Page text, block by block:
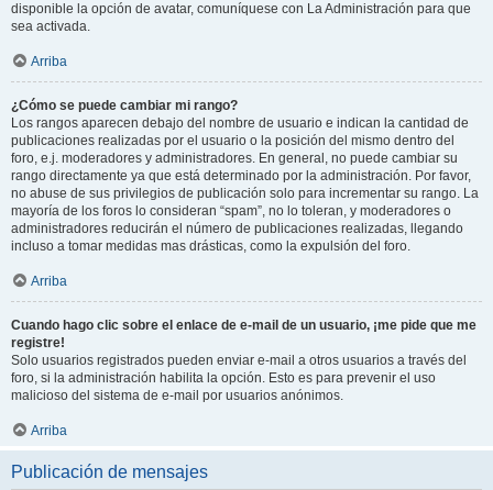
disponible la opción de avatar, comuníquese con La Administración para que
sea activada.
Arriba
¿Cómo se puede cambiar mi rango?
Los rangos aparecen debajo del nombre de usuario e indican la cantidad de
publicaciones realizadas por el usuario o la posición del mismo dentro del
foro, e.j. moderadores y administradores. En general, no puede cambiar su
rango directamente ya que está determinado por la administración. Por favor,
no abuse de sus privilegios de publicación solo para incrementar su rango. La
mayoría de los foros lo consideran “spam”, no lo toleran, y moderadores o
administradores reducirán el número de publicaciones realizadas, llegando
incluso a tomar medidas mas drásticas, como la expulsión del foro.
Arriba
Cuando hago clic sobre el enlace de e-mail de un usuario, ¡me pide que me
registre!
Solo usuarios registrados pueden enviar e-mail a otros usuarios a través del
foro, si la administración habilita la opción. Esto es para prevenir el uso
malicioso del sistema de e-mail por usuarios anónimos.
Arriba
Publicación de mensajes